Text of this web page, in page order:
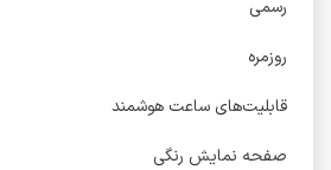
رسمی
روزمره
قابلیت‌های ساعت هوشمند
صفحه نمایش رنگی